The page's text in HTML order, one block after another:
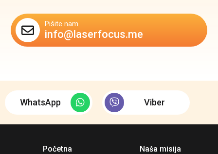
Pišite nam
info@laserfocus.me
WhatsApp Viber
Početna
Naša misija